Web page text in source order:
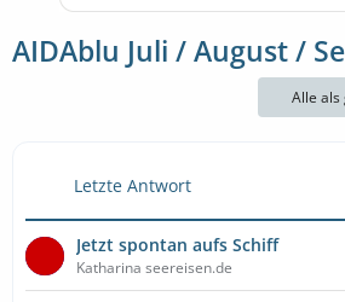
AIDAblu Juli / August /
Alle
Letzte Antwort
Jetzt spontan aufs Schiff
Katharina seereisen.de